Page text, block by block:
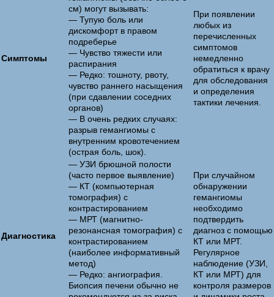
Симптомы
см) могут вызывать:
— Тупую боль или
дискомфорт в правом
подреберье
— Чувство тяжести или
распирания
— Редко: тошноту, рвоту,
чувство раннего насыщения
(при сдавлении соседних
органов)
— В очень редких случаях:
разрыв гемангиомы с
внутренним кровотечением
(острая боль, шок).
При появлении
любых из
перечисленных
симптомов
немедленно
обратиться к врачу
для обследования
и определения
тактики лечения.
Диагностика
— УЗИ брюшной полости
(часто первое выявление)
— КТ (компьютерная
томография) с
контрастированием
— МРТ (магнитно-
резонансная томография) с
контрастированием
(наиболее информативный
метод)
— Редко: ангиография.
Биопсия печени обычно не
При случайном
обнаружении
гемангиомы
необходимо
подтвердить
диагноз с помощью
КТ или МРТ.
Регулярное
наблюдение (УЗИ,
КТ или МРТ) для
контроля размеров